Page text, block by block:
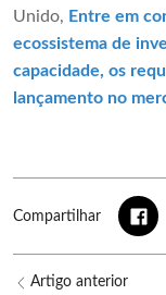
Unido, Entre em
ecossistema de
capacidade, os
lançamento no
Compartilhar
Artigo anterior